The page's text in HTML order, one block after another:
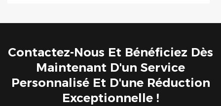
Contactez-Nous Et Bénéficiez Dès
Maintenant D'un Service
Personnalisé Et D'une Réduction
Exceptionnelle !